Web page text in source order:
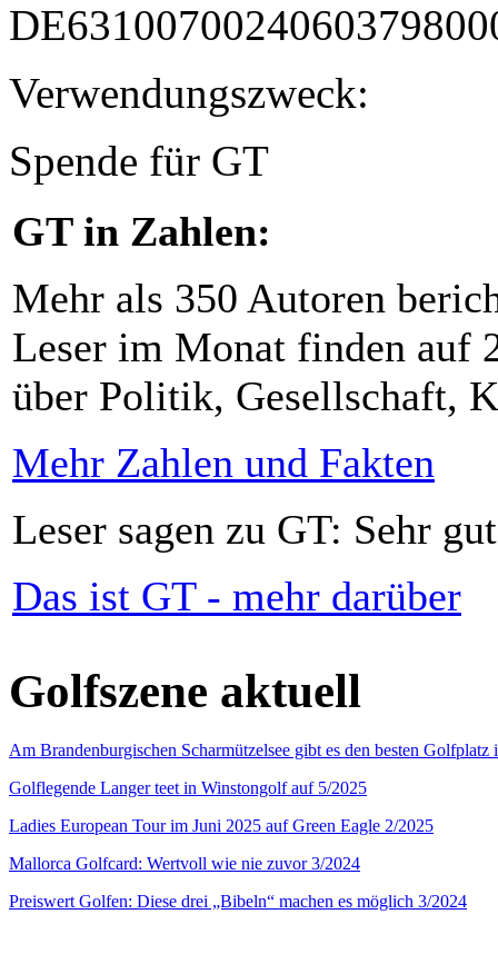
Verwendungszweck:
Spende für GT
GT in Zahlen:
Mehr als 350 Autoren
Leser im Monat finden auf
über Politik, Gesellschaft,
Mehr Zahlen und Fakten
Leser sagen zu GT: Sehr
Das ist GT - mehr darüber
Golfszene aktuell
Am Brandenburgischen Scharmützelsee gibt es den besten
Golflegende Langer teet in Winstongolf auf 5/2025
Ladies European Tour im Juni 2025 auf Green Eagle 2/2025
Mallorca Golfcard: Wertvoll wie nie zuvor 3/2024
Preiswert Golfen: Diese drei „Bibeln“ machen es möglich 3/2024